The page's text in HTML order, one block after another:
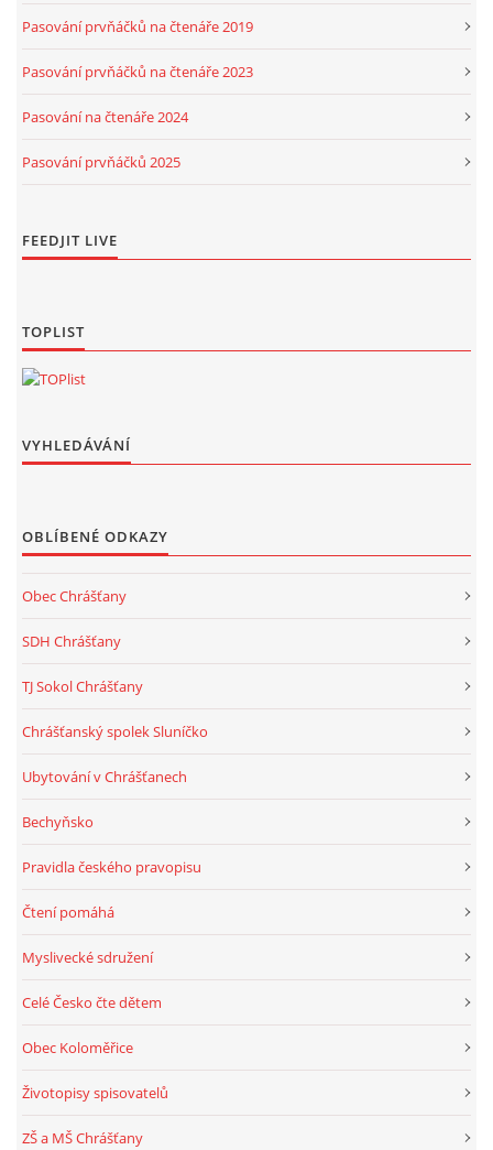
Pasování prvňáčků na čtenáře 2019
Pasování prvňáčků na čtenáře 2023
Pasování na čtenáře 2024
Pasování prvňáčků 2025
FEEDJIT LIVE
TOPLIST
VYHLEDÁVÁNÍ
OBLÍBENÉ ODKAZY
Obec Chrášťany
SDH Chrášťany
TJ Sokol Chrášťany
Chrášťanský spolek Sluníčko
Ubytování v Chrášťanech
Bechyňsko
Pravidla českého pravopisu
Čtení pomáhá
Myslivecké sdružení
Celé Česko čte dětem
Obec Koloměřice
Životopisy spisovatelů
ZŠ a MŠ Chrášťany